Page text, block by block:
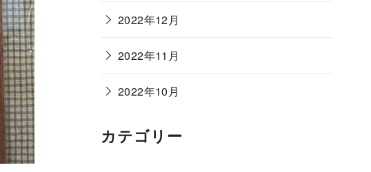
2022年12月
2022年11月
2022年10月
カテゴリー